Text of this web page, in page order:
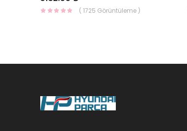
( 1725 Görüntüleme )